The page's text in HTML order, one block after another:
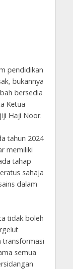
pendidikan
bukannya
bersedia
Ketua
Haji Noor.
tahun 2024
memiliki
tahap
sahaja
dalam
tidak boleh
transformasi
semua